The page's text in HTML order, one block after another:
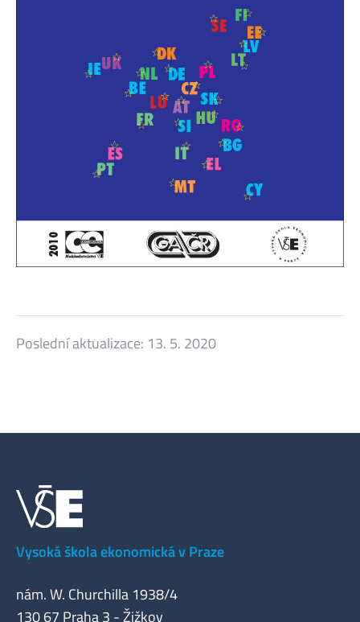
Poslední aktualizace: 13. 5. 2020
Vysoká škola ekonomická v Praze
nám. W. Churchilla 1938/4
130 67 Praha 3 - Žižkov